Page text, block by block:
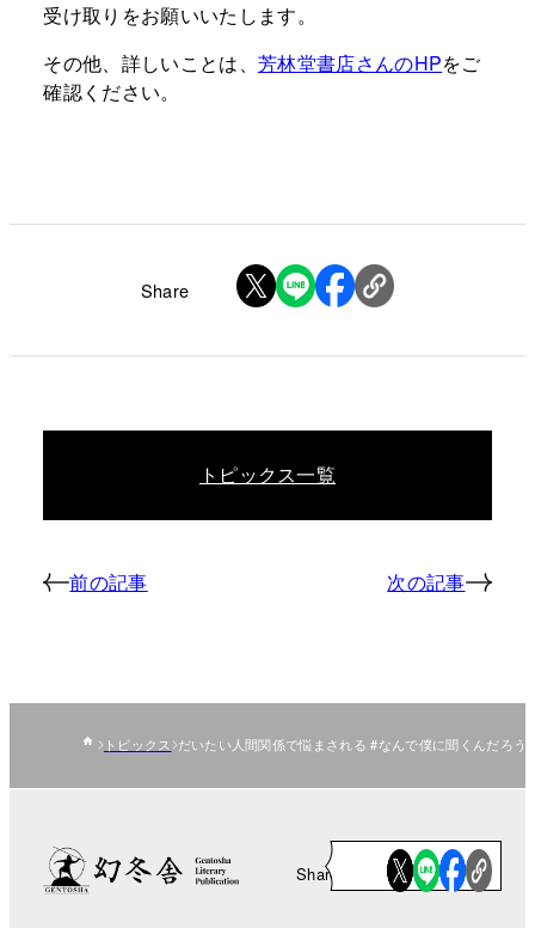
受け取りをお願いいたします。
その他、詳しいことは、 芳林堂書店さんのHPをご
確認ください。
Share
前の記事
トピックス一覧
次の記事
トピックス だいたい人間関係で悩まされる #なんで僕に聞くんだろう
Share